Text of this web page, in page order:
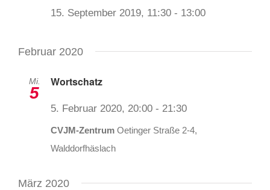
15. September 2019, 11:30 - 13:00
Februar 2020
Mi.
5
Wortschatz
5. Februar 2020, 20:00 - 21:30
CVJM-Zentrum Oetinger Straße 2-4,
Walddorfhäslach
März 2020